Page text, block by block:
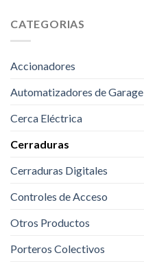
CATEGORIAS
Accionadores
Automatizadores de Garage
Cerca Eléctrica
Cerraduras
Cerraduras Digitales
Controles de Acceso
Otros Productos
Porteros Colectivos